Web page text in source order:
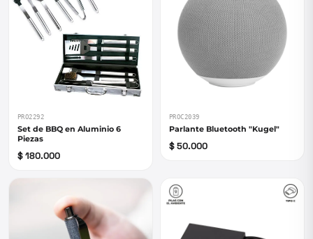
PRO2292
Set de BBQ en Aluminio 6
Piezas
$ 180.000
PROC2039
Parlante Bluetooth "Kugel"
$ 50.000